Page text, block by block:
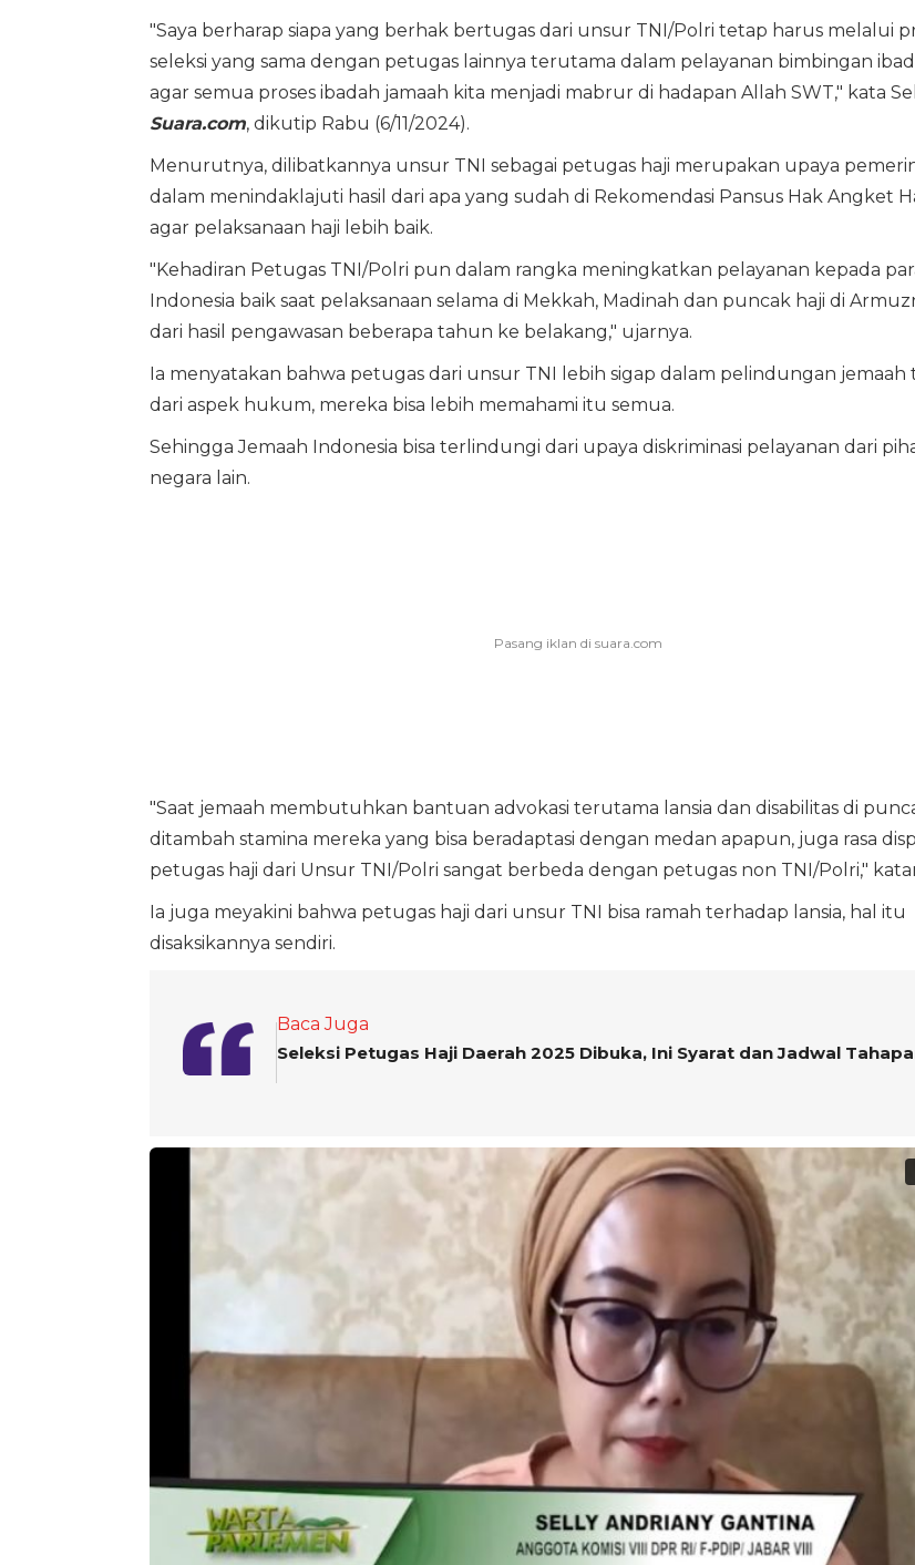
"Saya berharap siapa yang berhak bertugas dari unsur TNI/Polri tetap harus melalui
seleksi yang sama dengan petugas lainnya terutama dalam pelayanan bimbingan
agar semua proses ibadah jamaah kita menjadi mabrur di hadapan Allah SWT," kata
Suara.com, dikutip Rabu (6/11/2024).
Menurutnya, dilibatkannya unsur TNI sebagai petugas haji merupakan upaya
dalam menindaklajuti hasil dari apa yang sudah di Rekomendasi Pansus Hak Angket
agar pelaksanaan haji lebih baik.
"Kehadiran Petugas TNI/Polri pun dalam rangka meningkatkan pelayanan kepada
Indonesia baik saat pelaksanaan selama di Mekkah, Madinah dan puncak haji di
dari hasil pengawasan beberapa tahun ke belakang," ujarnya.
Ia menyatakan bahwa petugas dari unsur TNI lebih sigap dalam pelindungan jemaah
dari aspek hukum, mereka bisa lebih memahami itu semua.
Sehingga Jemaah Indonesia bisa terlindungi dari upaya diskriminasi pelayanan dari
negara lain.
"Saat jemaah membutuhkan bantuan advokasi terutama lansia dan disabilitas di
ditambah stamina mereka yang bisa beradaptasi dengan medan apapun, juga rasa
petugas haji dari Unsur TNI/Polri sangat berbeda dengan petugas non TNI/Polri,"
Ia juga meyakini bahwa petugas haji dari unsur TNI bisa ramah terhadap lansia, hal itu
disaksikannya sendiri.
Baca Juga
Seleksi Petugas Haji Daerah 2025 Dibuka, Ini Syarat dan Jadwal